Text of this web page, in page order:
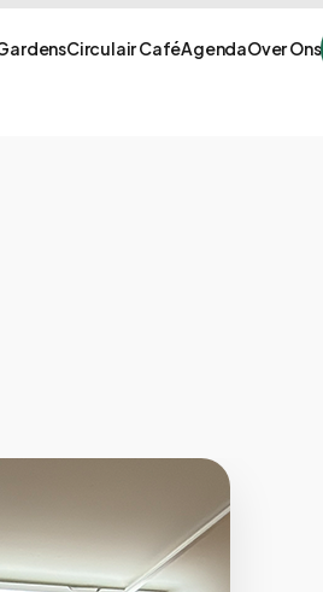
Circulair CaféAgendaOver Ons